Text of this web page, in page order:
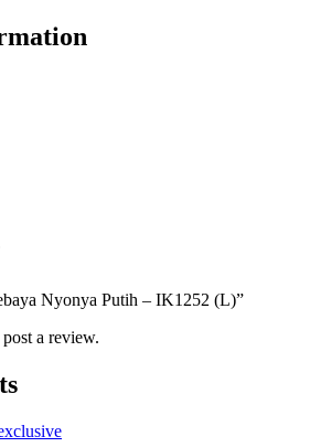
Nyonya Putih – IK1252 (L)”
a review.